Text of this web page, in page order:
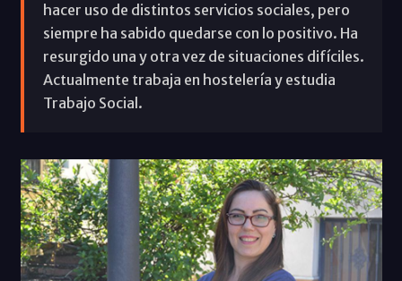
hacer uso de distintos servicios sociales, pero
siempre ha sabido quedarse con lo positivo. Ha
resurgido una y otra vez de situaciones difíciles.
Actualmente trabaja en hostelería y estudia
Trabajo Social.